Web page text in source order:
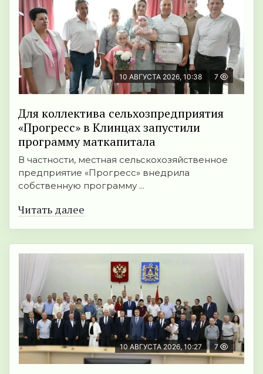
10 АВГУСТА 2026, 10:38 7
Для коллектива сельхозпредприятия
«Прогресс» в Клинцах запустили
программу маткапитала
В частности, местная сельскохозяйственное
предприятие «Прогресс» внедрила
собственную программу ...
Читать далее
10 АВГУСТА 2026, 10:27 7